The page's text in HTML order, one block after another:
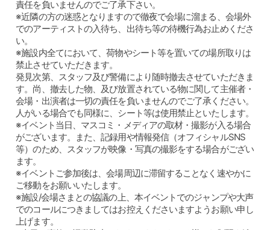
責任を負いませんのでご了承下さい。
※近隣の方の迷惑となりますので徹夜で会場に溜まる、会場外
でのアーティストの入待ち、出待ち等の待機行為お止めくださ
い。
※施設内全てにおいて、荷物やシート等を置いての場所取りは
禁止させていただきます。
発見次第、スタッフ及び警備により随時撤去させていただきま
す。尚、撤去した物、及び放置されている物に関して主催者・
会場・出演者は一切の責任を負いませんのでご了承ください。
人がいる場合でも同様に、シート等は使用禁止といたします。
※イベント当日、マスコミ・メディアの取材・撮影が入る場合
がございます。また、記録用や情報発信（オフィシャルSNS
等）のため、スタッフが映像・写真の撮影をする場合がござい
ます。
※イベントご参加後は、会場周辺に滞留することなく速やかに
ご移動をお願いいたします。
※施設/会場さまとの協議の上、本イベントでのジャンプや大声
でのコールにつきましてはお控えくださいますようお願い申し
上げます。